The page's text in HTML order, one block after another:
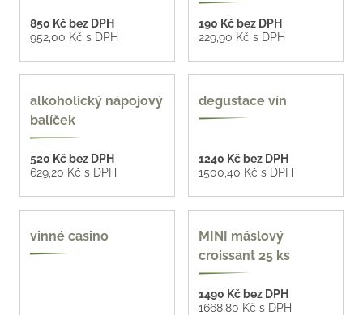
850 Kč bez DPH
952,00 Kč s DPH
190 Kč bez DPH
229,90 Kč s DPH
více možností
alkoholický nápojový
balíček
520 Kč bez DPH
629,20 Kč s DPH
2 varianty
degustace vín
1240 Kč bez DPH
1500,40 Kč s DPH
vinné casino
MINI máslový
croissant 25 ks
1490 Kč bez DPH
1668,80 Kč s DPH